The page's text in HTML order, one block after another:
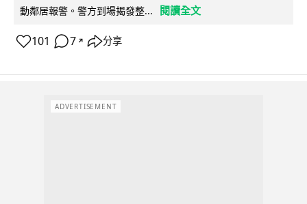
動鄰居報警。警方到場揭發整...
閱讀全文
101 7 ↗ 分享
ADVERTISEMENT